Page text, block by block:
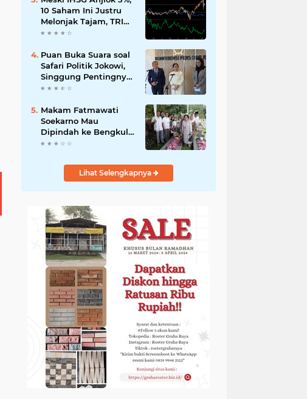
10 Saham Ini Justru
Melonjak Tajam, TRIM
dan CPIN Masuk
Puan Buka Suara soal
Safari Politik Jokowi,
Singgung Pentingnya
Jaga Kondisi Tetap
Makam Fatmawati
Soekarno Mau
Dipindah ke Bengkulu,
Ini Alasan yang
Lihat Selengkapnya